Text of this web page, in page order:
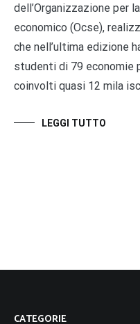
dell’Organizzazione per
economico (Ocse),
che nell’ultima edizione
studenti di 79
coinvolti quasi 12 mila
LEGGI TUTTO
CATEGORIE